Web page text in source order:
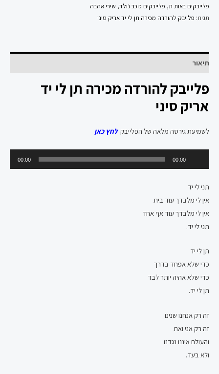
פלייבקים באות ת, פלייבקים כוכב נולד, שירי אהבה
תגית: פלייבק להורדה מכירה תן לי יד אריק סיני
תיאור
פלייבק להורדה מכירה תן לי יד
אריק סיני
לשמיעת גירסה מלאה של הפלייבקלחץ כאן
אודיו
00:00
00:00
תני לי יד
אין לי מלבדך עוד בית
אין לי מלבדך עוד אף אחד
תני לי יד.
תן לי יד
כדי שלא אפחד בדרך
כדי שלא אהיה יותר לבד
תן לי יד.
זה רק אנחנו שנינו
זה רק אני ואת
והעולם איננו נגדנו
ולא בעד.